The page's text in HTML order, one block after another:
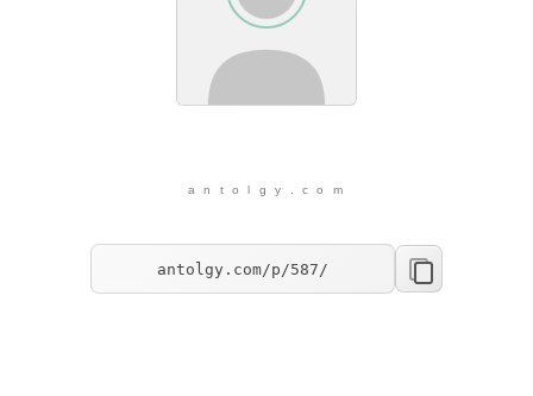
a n t o l g y . c o m